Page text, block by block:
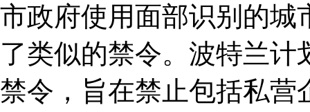
市政府使用面部识别的城
了类似的禁令。波特兰计
禁令，旨在禁止包括私营